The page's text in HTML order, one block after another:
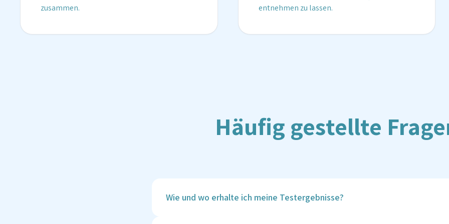
zusammen.
entnehmen zu lassen.
Häufig gestellte
Wie und wo erhalte ich meine Testergebnisse?